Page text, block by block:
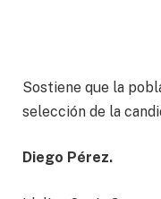
Sostiene que la
selección de la
Diego Pérez.